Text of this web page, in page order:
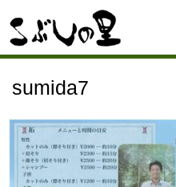
sumida7